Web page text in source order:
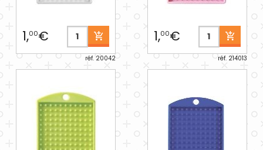
1,00€
réf. 20042
1,00€
réf. 214013